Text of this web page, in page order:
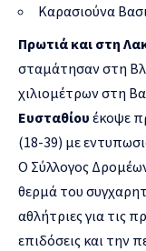
Καρασιούνα
Πρωτιά και στη
σταμάτησαν στη
χιλιομέτρων στη
Ευσταθίου έκοψε
(18-39) με
Ο Σύλλογος
θερμά του
αθλήτριες για τις
επιδόσεις και την